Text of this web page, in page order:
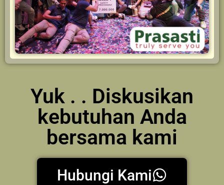
Yuk . . Diskusikan
kebutuhan Anda
bersama kami
Hubungi Kami